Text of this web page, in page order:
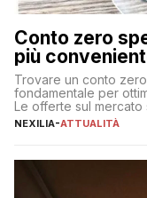
Conto zero
più
Trovare un conto
fondamentale per
Le offerte sul
individuare quella più
sul […]
NEXILIA-ATTUALITÀ